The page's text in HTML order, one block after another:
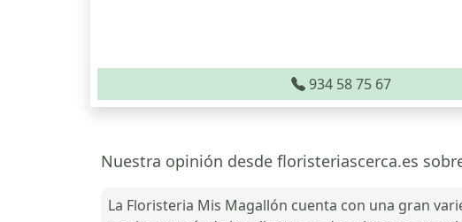
934 58 75 67
Nuestra opinión desde floristeriascerca.es
La Floristeria Mis Magallón cuenta con una gran